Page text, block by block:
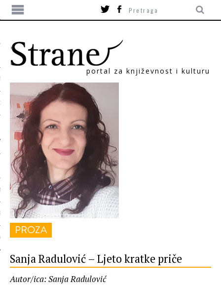
portal za književnost i kulturu
PROZA
Sanja Radulović – Ljeto kratke priče
Autor/ica: Sanja Radulović